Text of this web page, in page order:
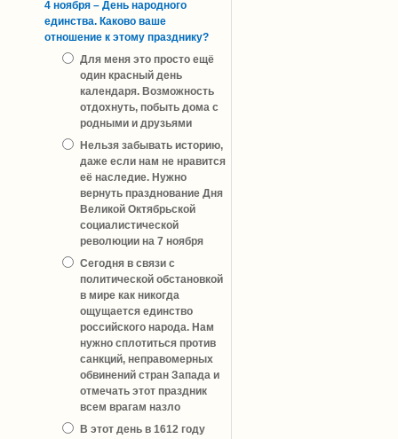
4 ноября – День народного
единства. Каково ваше
отношение к этому празднику?
Для меня это просто ещё
один красный день
календаря. Возможность
отдохнуть, побыть дома с
родными и друзьями
Нельзя забывать историю,
даже если нам не нравится
её наследие. Нужно
вернуть празднование Дня
Великой Октябрьской
социалистической
революции на 7 ноября
Сегодня в связи с
политической обстановкой
в мире как никогда
ощущается единство
российского народа. Нам
нужно сплотиться против
санкций, неправомерных
обвинений стран Запада и
отмечать этот праздник
всем врагам назло
В этот день в 1612 году